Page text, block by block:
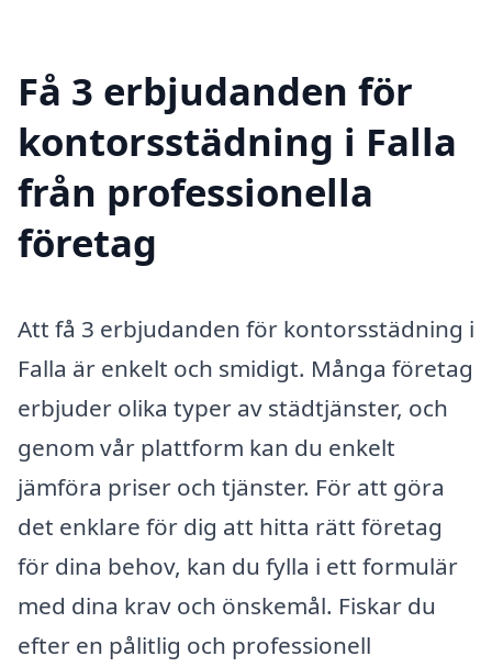
Få 3 erbjudanden för
kontorsstädning i Falla
från professionella
företag
Att få 3 erbjudanden för kontorsstädning i
Falla är enkelt och smidigt. Många företag
erbjuder olika typer av städtjänster, och
genom vår plattform kan du enkelt
jämföra priser och tjänster. För att göra
det enklare för dig att hitta rätt företag
för dina behov, kan du fylla i ett formulär
med dina krav och önskemål. Fiskar du
efter en pålitlig och professionell